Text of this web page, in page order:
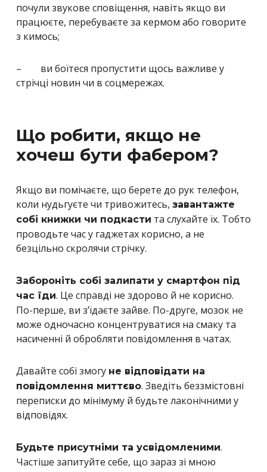
почули звукове сповіщення, навіть якщо ви
працюєте, перебуваєте за кермом або говорите
з кимось;
– ви боїтеся пропустити щось важливе у
стрічці новин чи в соцмережах.
Що робити, якщо не
хочеш бути фабером?
Якщо ви помічаєте, що берете до рук телефон,
коли нудьгуєте чи тривожитесь, завантажте
собі книжки чи подкасти та слухайте їх. Тобто
проводьте час у гаджетах корисно, а не
безцільно скролячи стрічку.
Забороніть собі залипати у смартфон під
час їди. Це справді не здорово й не корисно.
По-перше, ви з’їдаєте зайве. По-друге, мозок не
може одночасно концентруватися на смаку та
насиченні й обробляти повідомлення в чатах.
Давайте собі змогу не відповідати на
повідомлення миттєво. Зведіть беззмістовні
переписки до мінімуму й будьте лаконічними у
відповідях.
Будьте присутніми та усвідомленими.
Частіше запитуйте себе, що зараз зі мною